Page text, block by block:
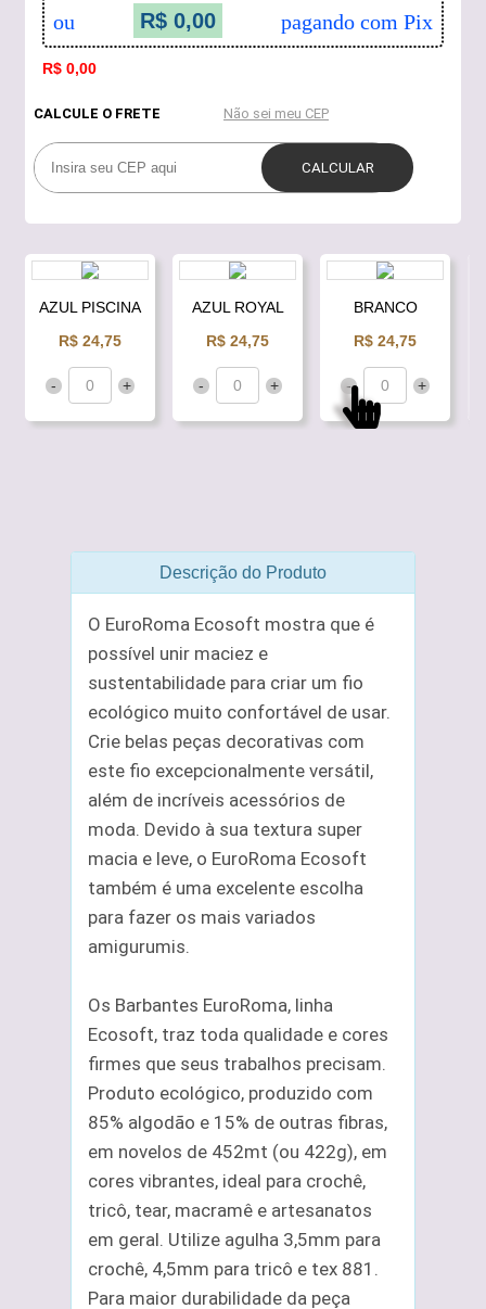
ou R$ 0,00 pagando com Pix
R$ 0,00
AZUL PISCINA
R$ 24,75
- +
AZUL ROYAL
R$ 24,75
- +
BRANCO
R$ 24,75
- +
Descrição do Produto
O EuroRoma Ecosoft mostra que é
possível unir maciez e
sustentabilidade para criar um fio
ecológico muito confortável de usar.
Crie belas peças decorativas com
este fio excepcionalmente versátil,
além de incríveis acessórios de
moda. Devido à sua textura super
macia e leve, o EuroRoma Ecosoft
também é uma excelente escolha
para fazer os mais variados
amigurumis.
Os Barbantes EuroRoma, linha
Ecosoft, traz toda qualidade e cores
firmes que seus trabalhos precisam.
Produto ecológico, produzido com
85% algodão e 15% de outras fibras,
em novelos de 452mt (ou 422g), em
cores vibrantes, ideal para crochê,
tricô, tear, macramê e artesanatos
em geral. Utilize agulha 3,5mm para
crochê, 4,5mm para tricô e tex 881.
Para maior durabilidade da peça